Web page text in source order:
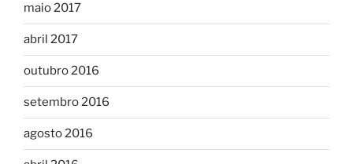
maio 2017
abril 2017
outubro 2016
setembro 2016
agosto 2016